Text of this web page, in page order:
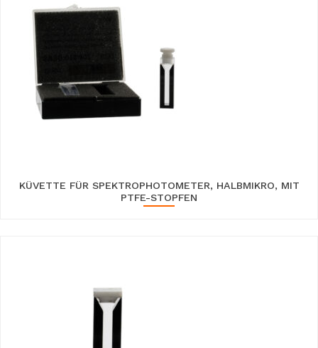
KÜVETTE FÜR SPEKTROPHOTOMETER, HALBMIKRO, MIT
PTFE-STOPFEN